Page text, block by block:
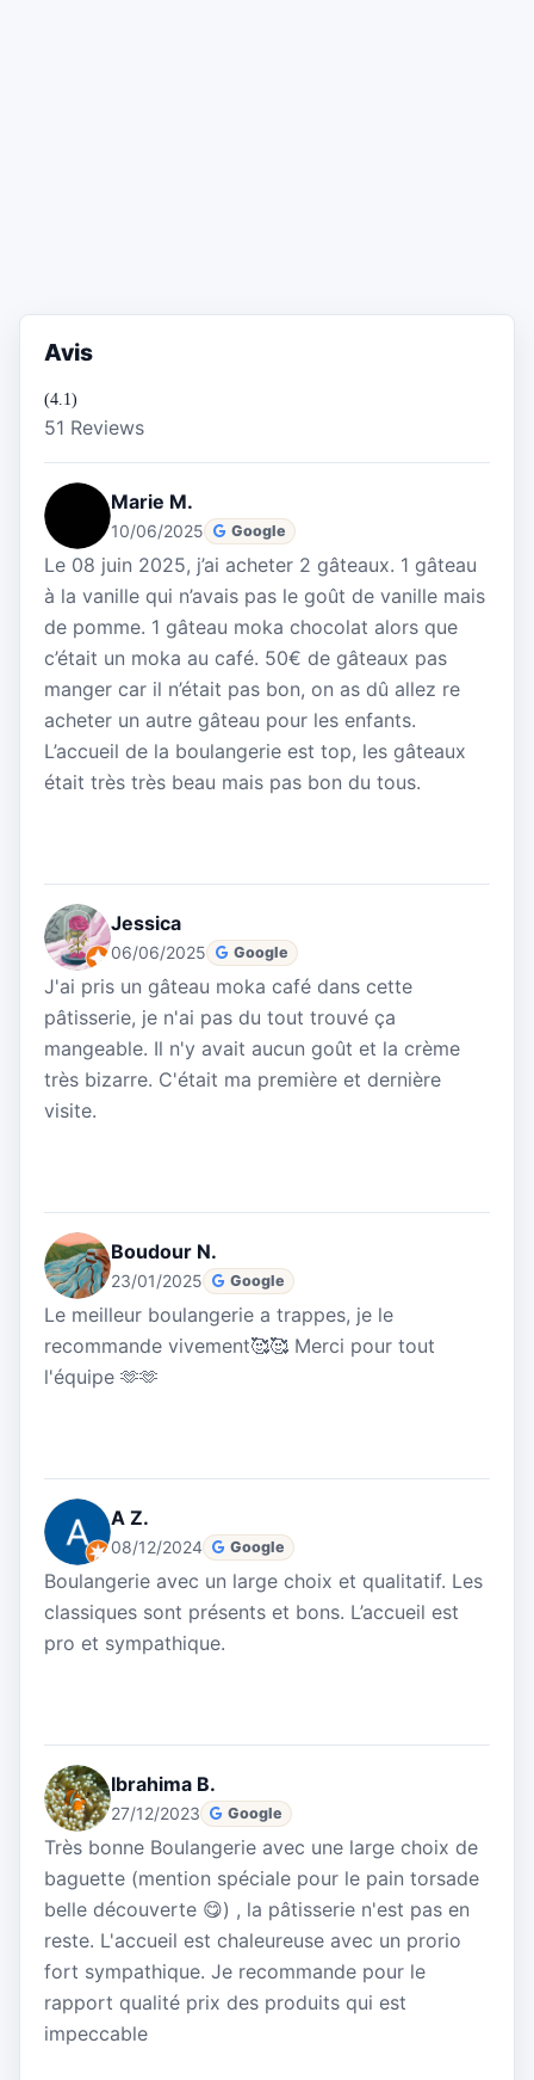
Avis
(4.1)
51 Reviews
Marie M.
10/06/2025 Google
Le 08 juin 2025, j’ai acheter 2 gâteaux. 1 gâteau
à la vanille qui n’avais pas le goût de vanille mais
de pomme. 1 gâteau moka chocolat alors que
c’était un moka au café. 50€ de gâteaux pas
manger car il n’était pas bon, on as dû allez re
acheter un autre gâteau pour les enfants.
L’accueil de la boulangerie est top, les gâteaux
était très très beau mais pas bon du tous.
Jessica
06/06/2025 Google
J'ai pris un gâteau moka café dans cette
pâtisserie, je n'ai pas du tout trouvé ça
mangeable. Il n'y avait aucun goût et la crème
très bizarre. C'était ma première et dernière
visite.
Boudour N.
23/01/2025 Google
Le meilleur boulangerie a trappes, je le
recommande vivement🥰🥰 Merci pour tout
l'équipe 🫶🫶
A Z.
08/12/2024 Google
Boulangerie avec un large choix et qualitatif. Les
classiques sont présents et bons. L’accueil est
pro et sympathique.
Ibrahima B.
27/12/2023 Google
Très bonne Boulangerie avec une large choix de
baguette (mention spéciale pour le pain torsade
belle découverte 😋) , la pâtisserie n'est pas en
reste. L'accueil est chaleureuse avec un prorio
fort sympathique. Je recommande pour le
rapport qualité prix des produits qui est
impeccable